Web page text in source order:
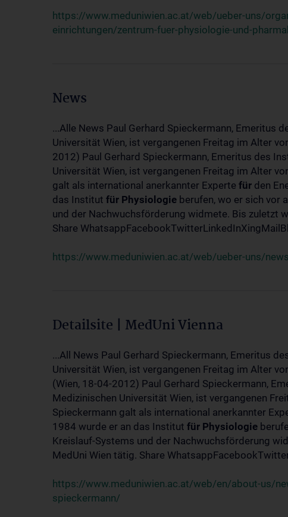
https://www.meduniwien.ac.at/web/ueber-uns/
einrichtungen/zentrum-fuer-physiologie-und-
News
...Alle News Paul Gerhard Spieckermann, Emeritus
Universität Wien, ist vergangenen Freitag im Alter
2012) Paul Gerhard Spieckermann, Emeritus des
Universität Wien, ist vergangenen Freitag im Alter
galt als international anerkannter Experte für den
das Institut für Physiologie berufen, wo er sich vor
und der Nachwuchsförderung widmete. Bis zuletzt
Share
https://www.meduniwien.ac.at/web/ueber-uns/
Detailsite | MedUni Vienna
...All News Paul Gerhard Spieckermann, Emeritus
Universität Wien, ist vergangenen Freitag im Alter
(Wien, 18-04-2012) Paul Gerhard Spieckermann,
Medizinischen Universität Wien, ist vergangenen
Spieckermann galt als international anerkannter
1984 wurde er an das Institut für Physiologie
Kreislauf-Systems und der Nachwuchsförderung
MedUni Wien tätig. Share
https://www.meduniwien.ac.at/web/en/about-us/
spieckermann/